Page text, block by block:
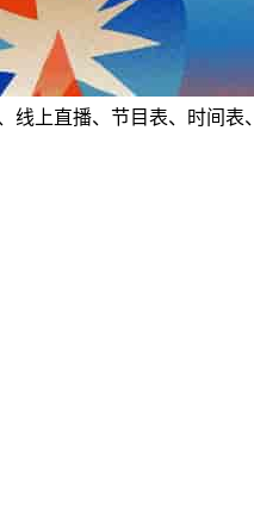
直播、节目表、时间表